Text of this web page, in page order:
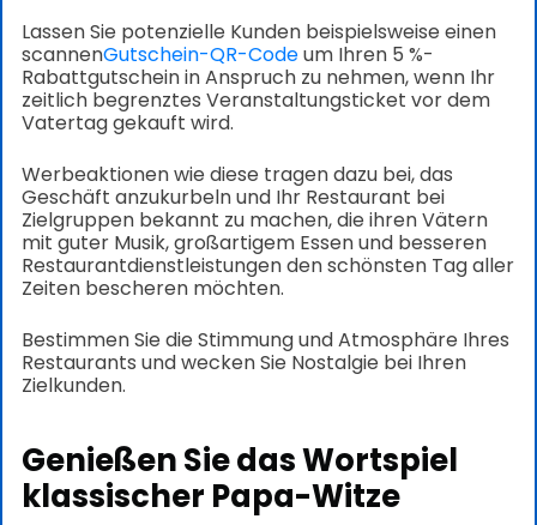
Lassen Sie potenzielle Kunden beispielsweise einen
scannenGutschein-QR-Codeum Ihren 5 %-
Rabattgutschein in Anspruch zu nehmen, wenn Ihr
zeitlich begrenztes Veranstaltungsticket vor dem
Vatertag gekauft wird.
Werbeaktionen wie diese tragen dazu bei, das
Geschäft anzukurbeln und Ihr Restaurant bei
Zielgruppen bekannt zu machen, die ihren Vätern
mit guter Musik, großartigem Essen und besseren
Restaurantdienstleistungen den schönsten Tag aller
Zeiten bescheren möchten.
Bestimmen Sie die Stimmung und Atmosphäre Ihres
Restaurants und wecken Sie Nostalgie bei Ihren
Zielkunden.
Genießen Sie das Wortspiel
klassischer Papa-Witze